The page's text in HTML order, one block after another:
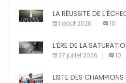
compagnie est un sujet très
Les adeptes affirment que la
LA RÉUSSITE DE
1 août 2026 10
L’ÈRE DE LA
27 juillet 2026 10
LISTE DES